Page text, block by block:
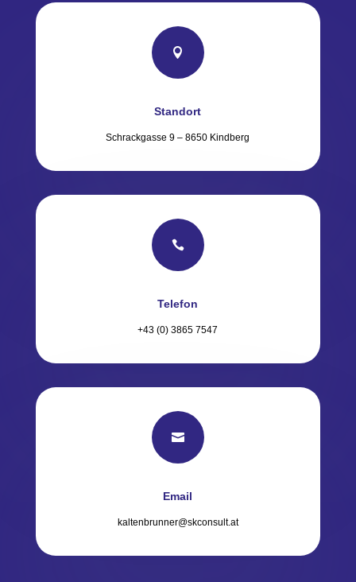

Standort
Schrackgasse 9 – 8650 Kindberg

Telefon
+43 (0) 3865 7547

Email
kaltenbrunner@skconsult.at